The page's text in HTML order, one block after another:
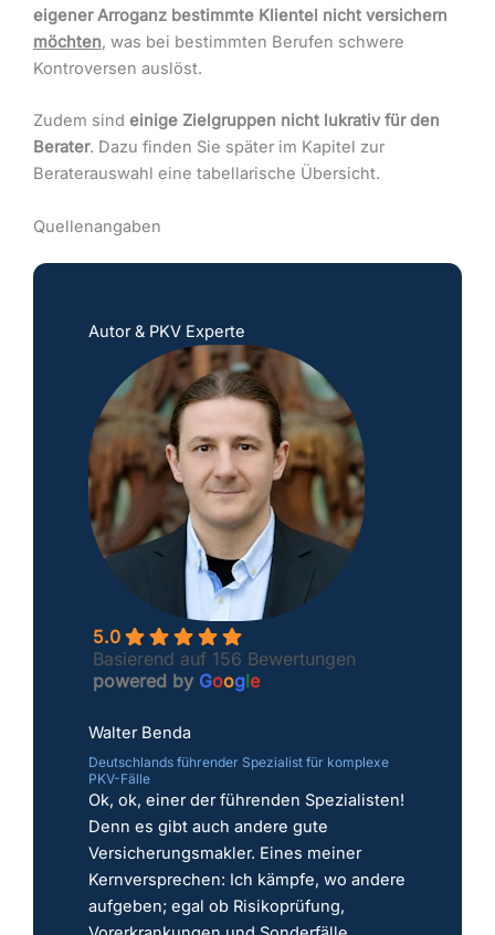
eigener Arroganz bestimmte Klientel nicht versichern
möchten, was bei bestimmten Berufen schwere
Kontroversen auslöst.
Zudem sind einige Zielgruppen nicht lukrativ für den
Berater. Dazu finden Sie später im Kapitel zur
Beraterauswahl eine tabellarische Übersicht.
Quellenangaben
Autor & PKV Experte
5.0
Basierend auf 156 Bewertungen
powered by Google
Walter Benda
Deutschlands führender Spezialist für komplexe
PKV-Fälle
Ok, ok, einer der führenden Spezialisten!
Denn es gibt auch andere gute
Versicherungsmakler. Eines meiner
Kernversprechen: Ich kämpfe, wo andere
aufgeben; egal ob Risikoprüfung,